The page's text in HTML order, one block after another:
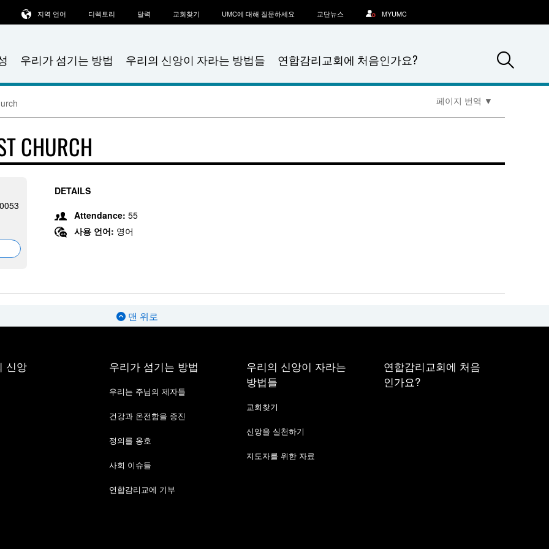
우리가 섬기는 방법 우리의 신앙이 자라는 방법들 연합감리교회에 처음인가요?
지역 언어 디렉토리 달력 교회찾기 UMC에 대해 질문하세요 교단뉴스 MYUMC
페이지 번역 ▼
CHURCH
DETAILS
Attendance: 55
사용 언어: 영어
맨 위로
신앙 우리가 섬기는 방법
우리는 주님의 제자들
건강과 온전함을 증진
정의를 옹호
사회 이슈들
연합감리교에 기부
우리의 신앙이 자라는
방법들
교회찾기
신앙을 실천하기
지도자를 위한 자료
연합감리교회에 처음
인가요?